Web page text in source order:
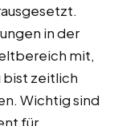
in der
mit,
bist zeitlich
Wichtig sind
für